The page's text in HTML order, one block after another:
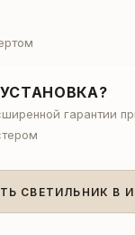
гарантии
СВЕТИЛЬНИК В